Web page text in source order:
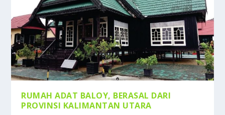
RUMAH ADAT BALOY, BERASAL DARI
PROVINSI KALIMANTAN UTARA